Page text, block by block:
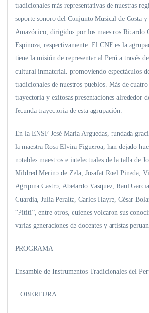
tradicionales más representativas de nuestras
soporte sonoro del Conjunto Musical de Costa
Amazónico, dirigidos por los maestros Ricardo
Espinoza, respectivamente. El CNF es la
tiene la misión de representar al Perú a través
cultural inmaterial, promoviendo espectáculos
tradicionales de nuestros pueblos. Más de cuatro
trayectoria y exitosas presentaciones alrededor
fecunda trayectoria de esta agrupación.
En la ENSF José María Arguedas, fundada
la maestra Rosa Elvira Figueroa, han dejado
notables maestros e intelectuales de la talla de
Mildred Merino de Zela, Josafat Roel Pineda,
Agripina Castro, Abelardo Vásquez, Raúl
Guardia, Julia Peralta, Carlos Hayre, César
“Pititi”, entre otros, quienes volcaron sus
varias generaciones de docentes y artistas
PROGRAMA
Ensamble de Instrumentos Tradicionales del
– OBERTURA